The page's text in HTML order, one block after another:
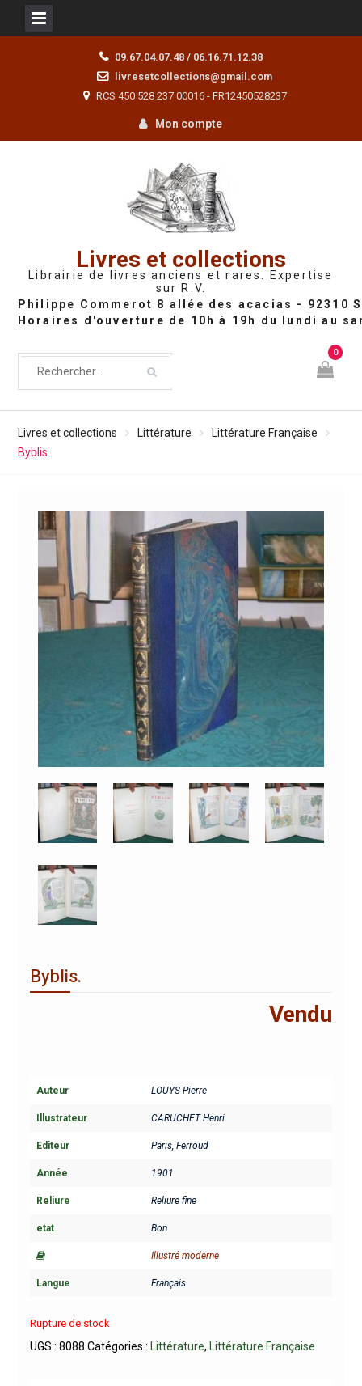
09.67.04.07.48 / 06.16.71.12.38
livresetcollections@gmail.com
RCS 450 528 237 00016 - FR12450528237
Mon compte
Livres et collections
Librairie de livres anciens et rares. Expertise
sur R.V.
0
Livres et collections Littérature
Littérature Française
Byblis.
Byblis.
Vendu
Auteur LOUYS Pierre
Illustrateur CARUCHET Henri
Editeur Paris, Ferroud
Année 1901
Reliure Reliure fine
etat Bon
Illustré moderne
Langue Français
Rupture de stock
UGS : 8088 Catégories : Littérature, Littérature Française